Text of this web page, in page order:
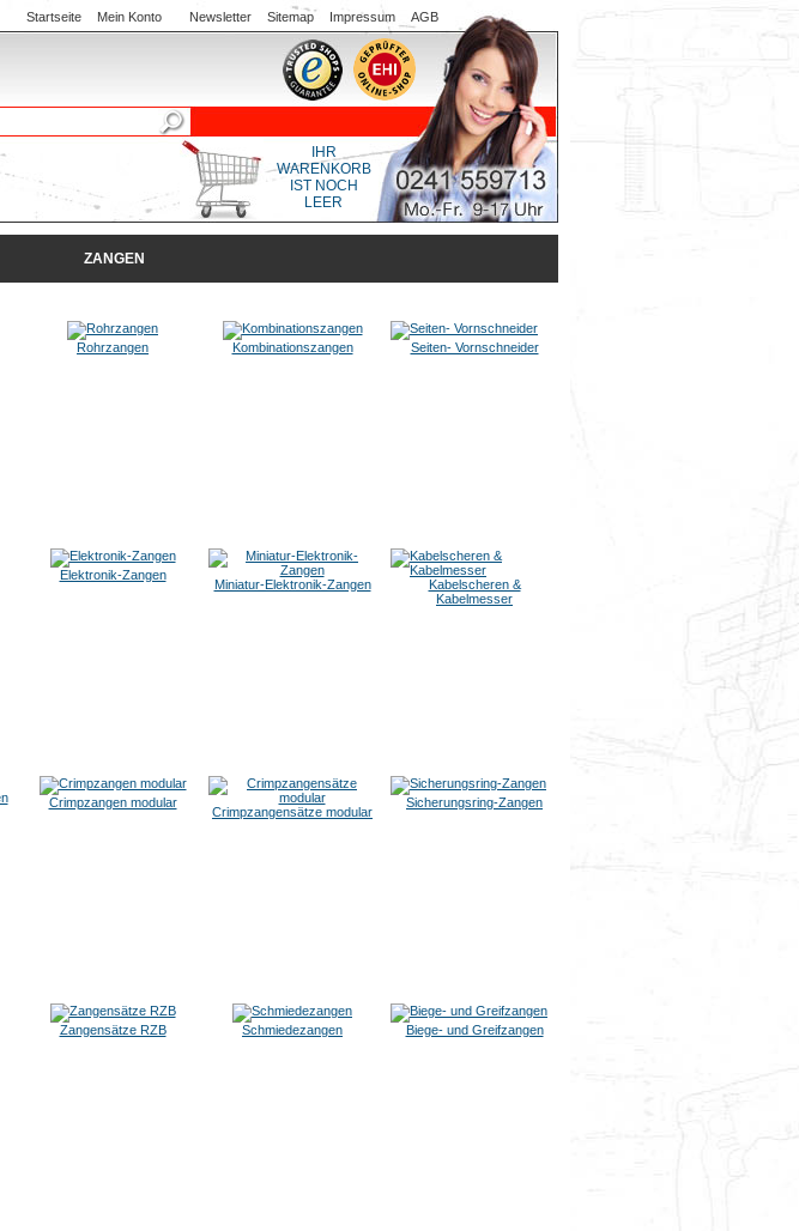
Startseite Mein Konto Newsletter Sitemap Impressum AGB
IHR
WARENKORB
IST NOCH
LEER
ZANGEN
Rohrzangen Kombinationszangen Seiten- Vornschneider
Elektronik-Zangen
Miniatur-Elektronik-Zangen
Kabelscheren &
Kabelmesser
Crimpzangen modular
Crimpzangensätze modular
Sicherungsring-Zangen
Zangensätze RZB Schmiedezangen Biege- und Greifzangen